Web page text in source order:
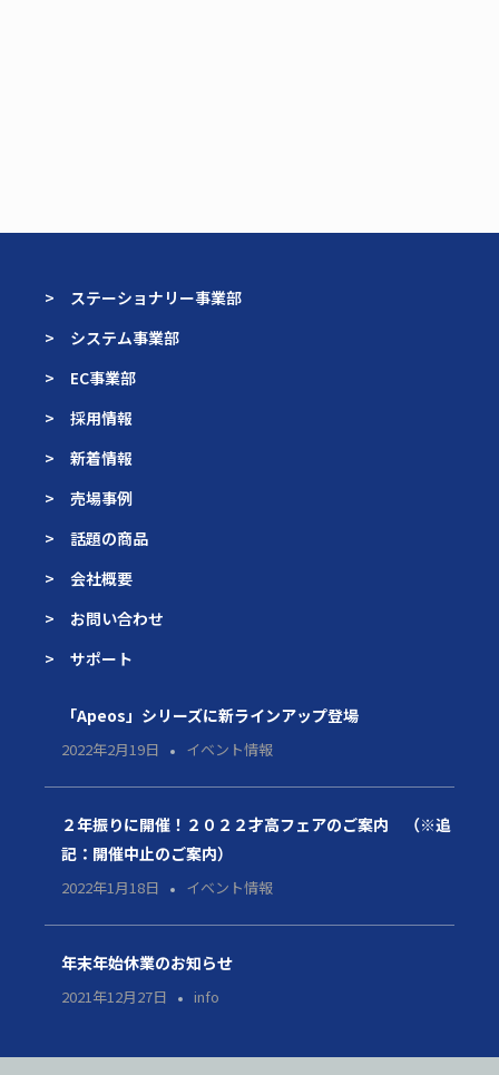
> ステーショナリー事業部
> システム事業部
> EC事業部
> 採用情報
> 新着情報
> 売場事例
> 話題の商品
> 会社概要
> お問い合わせ
> サポート
「Apeos」シリーズに新ラインアップ登場
2022年2月19日 イベント情報
２年振りに開催！２０２２才高フェアのご案内 （※追
記：開催中止のご案内）
2022年1月18日 イベント情報
年末年始休業のお知らせ
2021年12月27日 info